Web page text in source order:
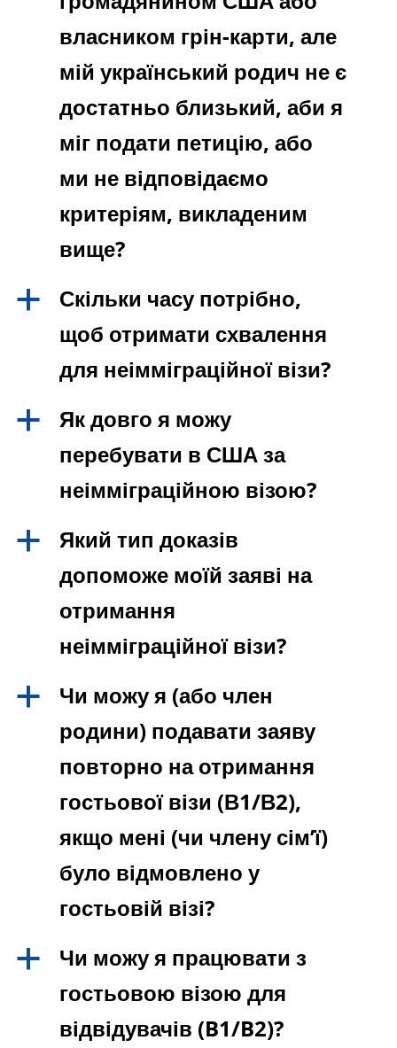
власником грін-карти, але
мій український родич не є
достатньо близький, аби я
міг подати петицію, або
ми не відповідаємо
критеріям, викладеним
вище?
a
Скільки часу потрібно,
щоб отримати схвалення
для неімміграційної візи?
a
Як довго я можу
перебувати в США за
неімміграційною візою?
a
Який тип доказів
допоможе моїй заяві на
отримання
неімміграційної візи?
a
Чи можу я (або член
родини) подавати заяву
повторно на отримання
гостьової візи (В1/В2),
якщо мені (чи члену сім’ї)
було відмовлено у
гостьовій візі?
a
Чи можу я працювати з
гостьовою візою для
відвідувачів (B1/B2)?